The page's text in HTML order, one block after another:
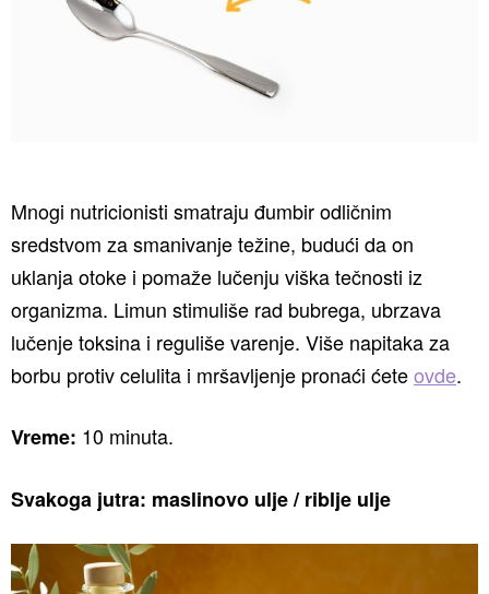
Mnogi nutricionisti smatraju đumbir odličnim
sredstvom za smanivanje težine, budući da on
uklanja otoke i pomaže lučenju viška tečnosti iz
organizma. Limun stimuliše rad bubrega, ubrzava
lučenje toksina i reguliše varenje. Više napitaka za
borbu protiv celulita i mršavljenje pronaći ćeteovde.
Vreme: 10 minuta.
Svakoga jutra: maslinovo ulje / riblje ulje